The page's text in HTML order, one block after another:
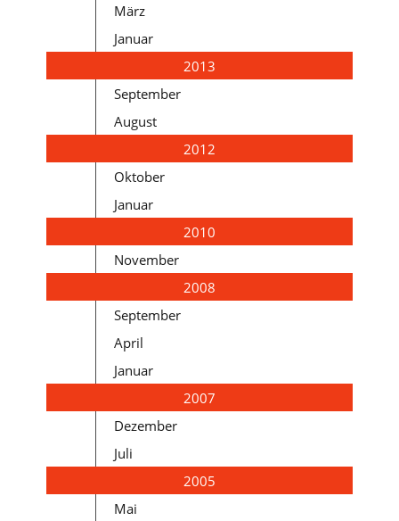
März
Januar
2013
September
August
2012
Oktober
Januar
2010
November
2008
September
April
Januar
2007
Dezember
Juli
2005
Mai